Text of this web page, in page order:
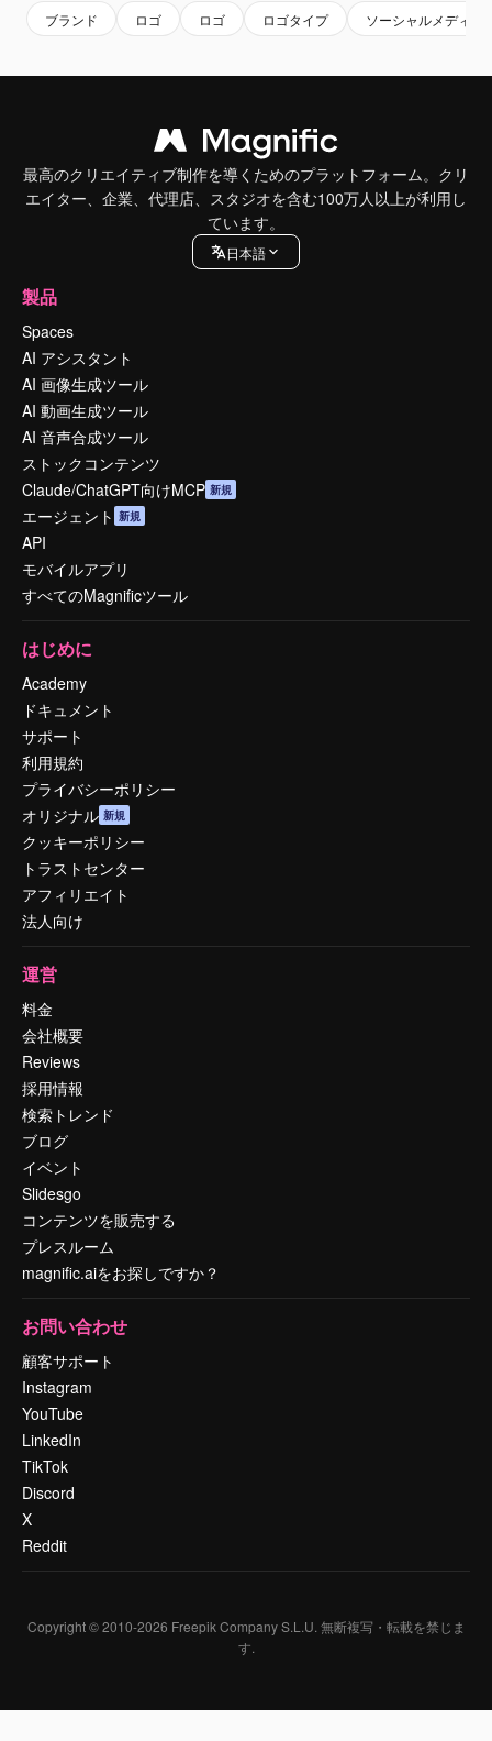
ブランド ロゴ ロゴ ロゴタイプ ソーシャルメディア
最高のクリエイティブ制作を導くためのプラットフォーム。クリ
エイター、企業、代理店、スタジオを含む100万人以上が利用し
ています。
日本語
製品
Spaces
AI アシスタント
AI 画像生成ツール
AI 動画生成ツール
AI 音声合成ツール
ストックコンテンツ
Claude/ChatGPT向けMCP 新規
エージェント 新規
API
モバイルアプリ
すべてのMagnificツール
はじめに
Academy
ドキュメント
サポート
利用規約
プライバシーポリシー
オリジナル 新規
クッキーポリシー
トラストセンター
アフィリエイト
法人向け
運営
料金
会社概要
Reviews
採用情報
検索トレンド
ブログ
イベント
Slidesgo
コンテンツを販売する
プレスルーム
magnific.aiをお探しですか？
お問い合わせ
顧客サポート
Instagram
YouTube
LinkedIn
TikTok
Discord
X
Reddit
Copyright © 2010-2026 Freepik Company S.L.U. 無断複写・転載を禁じま
す.